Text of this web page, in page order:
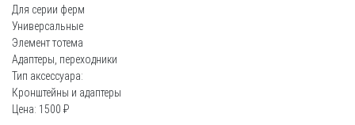
Для серии ферм
Универсальные
Элемент тотема
Адаптеры, переходники
Тип аксессуара:
Кронштейны и адаптеры
Цена: 1500 ₽